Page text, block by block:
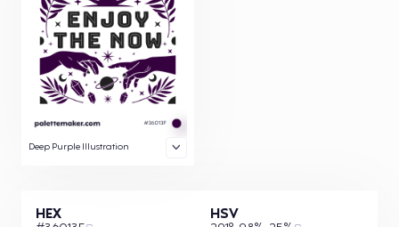
Deep Purple Illustration
HEX HSV